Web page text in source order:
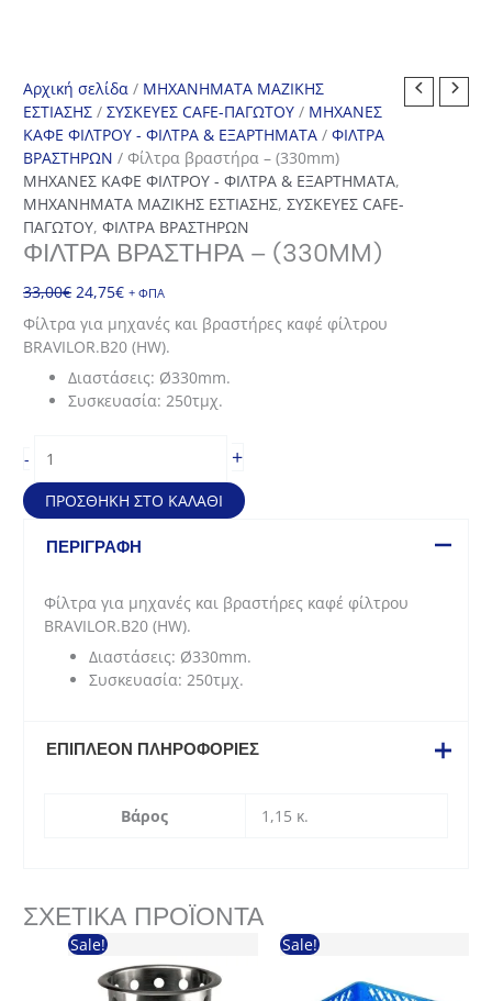
Αρχική σελίδα / ΜΗΧΑΝΗΜΑΤΑ ΜΑΖΙΚΗΣ
ΕΣΤΙΑΣΗΣ /ΣΥΣΚΕΥΕΣ CAFE-ΠΑΓΩΤΟΥ / ΜΗΧΑΝΕΣ
ΚΑΦΕ ΦΙΛΤΡΟΥ - ΦΙΛΤΡΑ & ΕΞΑΡΤΗΜΑΤΑ /ΦΙΛΤΡΑ
ΒΡΑΣΤΗΡΩΝ / Φίλτρα βραστήρα – (330mm)
ΜΗΧΑΝΕΣ ΚΑΦΕ ΦΙΛΤΡΟΥ - ΦΙΛΤΡΑ & ΕΞΑΡΤΗΜΑΤΑ,
ΜΗΧΑΝΗΜΑΤΑ ΜΑΖΙΚΗΣ ΕΣΤΙΑΣΗΣ,ΣΥΣΚΕΥΕΣ CAFE-
ΠΑΓΩΤΟΥ,ΦΙΛΤΡΑ ΒΡΑΣΤΗΡΩΝ
ΦΊΛΤΡΑ ΒΡΑΣΤΉΡΑ – (330MM)
33,00€ Original
was:
24,75€Η
τρέχουσα
τιμή
είναι:
24,75€.
+ ΦΠΑ
Φίλτρα για μηχανές και βραστήρες καφέ φίλτρου
BRAVILOR.B20 (HW).
Διαστάσεις: Ø330mm.
Συσκευασία: 250τμχ.
-
βραστήρα
-
(330mm)
ποσότητα
+
ΠΡΟΣΘΉΚΗ ΣΤΟ ΚΑΛΆΘΙ
ΠΕΡΙΓΡΑΦΉ
Φίλτρα για μηχανές και βραστήρες καφέ φίλτρου
BRAVILOR.B20 (HW).
Διαστάσεις: Ø330mm.
Συσκευασία: 250τμχ.
ΕΠΙΠΛΈΟΝ ΠΛΗΡΟΦΟΡΊΕΣ
Βάρος 1,15 κ.
ΣΧΕΤΙΚΆ ΠΡΟΪΌΝΤΑ
Sale! Sale!